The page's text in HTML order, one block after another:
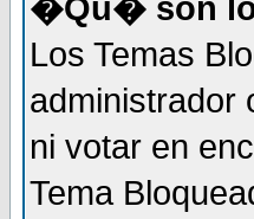
�Qu� son
Los Temas
administrador
ni votar en
Tema